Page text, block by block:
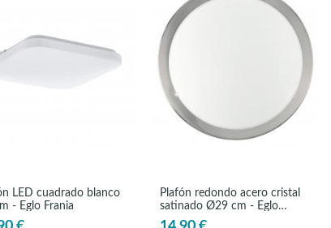
LED cuadrado blanco
- Eglo Frania
Plafón redondo acero cristal
satinado Ø29 cm - Eglo
Planet